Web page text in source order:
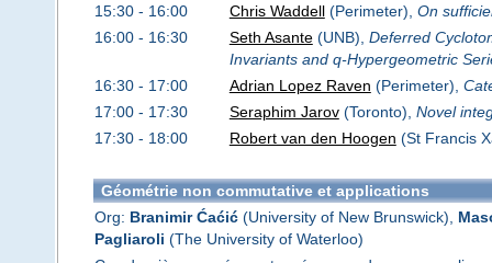
15:30 - 16:00
Chris Waddell(Perimeter), On
16:00 - 16:30
Seth Asante(UNB), Deferred
Invariants and q-Hypergeometric
16:30 - 17:00
Adrian Lopez Raven (Perimeter),
17:00 - 17:30
Seraphim Jarov(Toronto), Novel
17:30 - 18:00
Robert van den Hoogen (St Francis
Géométrie non commutative et applications
Org: Branimir Ćaćić(University of New Brunswick),
Pagliaroli (The University of Waterloo)